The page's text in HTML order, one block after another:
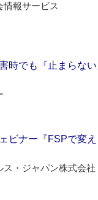
情報サービス
害時でも『止まら
ビナー『FSPで変
ス・ジャパン株式会社